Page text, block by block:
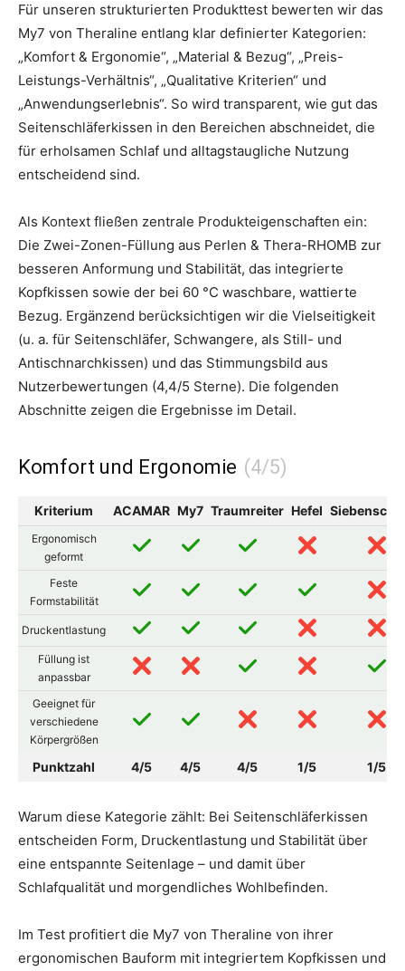
Für unseren strukturierten Produkttest bewerten wir das
My7 von Theraline entlang klar definierter Kategorien:
„Komfort & Ergonomie“, „Material & Bezug“, „Preis-
Leistungs-Verhältnis“, „Qualitative Kriterien“ und
„Anwendungserlebnis“. So wird transparent, wie gut das
Seitenschläferkissen in den Bereichen abschneidet, die
für erholsamen Schlaf und alltagstaugliche Nutzung
entscheidend sind.
Als Kontext fließen zentrale Produkteigenschaften ein:
Die Zwei-Zonen-Füllung aus Perlen & Thera-RHOMB zur
besseren Anformung und Stabilität, das integrierte
Kopfkissen sowie der bei 60 °C waschbare, wattierte
Bezug. Ergänzend berücksichtigen wir die Vielseitigkeit
(u. a. für Seitenschläfer, Schwangere, als Still- und
Antischnarchkissen) und das Stimmungsbild aus
Nutzerbewertungen (4,4/5 Sterne). Die folgenden
Abschnitte zeigen die Ergebnisse im Detail.
Komfort und Ergonomie
Kriterium ACAMAR My7 Traumreiter Hefel
Ergonomisch
geformt
Feste
Formstabilität
Druckentlastung
Füllung ist
anpassbar
Geeignet für
verschiedene
Körpergrößen
Punktzahl 4/5 4/5 4/5 1/5 1/5
Warum diese Kategorie zählt: Bei Seitenschläferkissen
entscheiden Form, Druckentlastung und Stabilität über
eine entspannte Seitenlage – und damit über
Schlafqualität und morgendliches Wohlbefinden.
Im Test profitiert die My7 von Theraline von ihrer
ergonomischen Bauform mit integriertem Kopfkissen und